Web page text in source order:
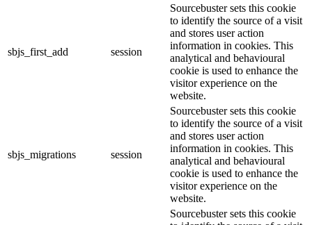
sbjs_first_add session
Sourcebuster sets this cookie
to identify the source of a visit
and stores user action
information in cookies. This
analytical and behavioural
cookie is used to enhance the
visitor experience on the
website.
sbjs_migrations session
Sourcebuster sets this cookie
to identify the source of a visit
and stores user action
information in cookies. This
analytical and behavioural
cookie is used to enhance the
visitor experience on the
website.
Sourcebuster sets this cookie